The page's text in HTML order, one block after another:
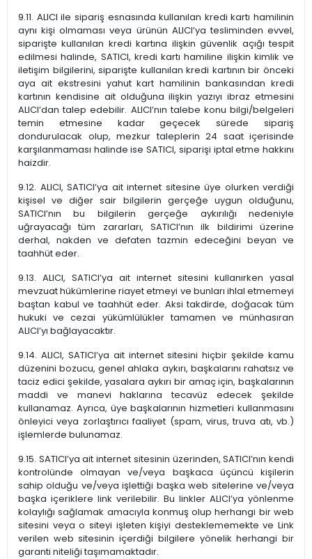
9.11. ALICI ile sipariş esnasında kullanılan kredi kartı hamilinin
aynı kişi olmaması veya ürünün ALICI’ya tesliminden evvel,
siparişte kullanılan kredi kartına ilişkin güvenlik açığı tespit
edilmesi halinde, SATICI, kredi kartı hamiline ilişkin kimlik ve
iletişim bilgilerini, siparişte kullanılan kredi kartının bir önceki
aya ait ekstresini yahut kart hamilinin bankasından kredi
kartının kendisine ait olduğuna ilişkin yazıyı ibraz etmesini
ALICI’dan talep edebilir. ALICI’nın talebe konu bilgi/belgeleri
temin etmesine kadar geçecek sürede sipariş
dondurulacak olup, mezkur taleplerin 24 saat içerisinde
karşılanmaması halinde ise SATICI, siparişi iptal etme hakkını
haizdir.
9.12. ALICI, SATICI’ya ait internet sitesine üye olurken verdiği
kişisel ve diğer sair bilgilerin gerçeğe uygun olduğunu,
SATICI’nın bu bilgilerin gerçeğe aykırılığı nedeniyle
uğrayacağı tüm zararları, SATICI’nın ilk bildirimi üzerine
derhal, nakden ve defaten tazmin edeceğini beyan ve
taahhüt eder.
9.13. ALICI, SATICI’ya ait internet sitesini kullanırken yasal
mevzuat hükümlerine riayet etmeyi ve bunları ihlal etmemeyi
baştan kabul ve taahhüt eder. Aksi takdirde, doğacak tüm
hukuki ve cezai yükümlülükler tamamen ve münhasıran
ALICI’yı bağlayacaktır.
9.14. ALICI, SATICI’ya ait internet sitesini hiçbir şekilde kamu
düzenini bozucu, genel ahlaka aykırı, başkalarını rahatsız ve
taciz edici şekilde, yasalara aykırı bir amaç için, başkalarının
maddi ve manevi haklarına tecavüz edecek şekilde
kullanamaz. Ayrıca, üye başkalarının hizmetleri kullanmasını
önleyici veya zorlaştırıcı faaliyet (spam, virus, truva atı, vb.)
işlemlerde bulunamaz.
9.15. SATICI’ya ait internet sitesinin üzerinden, SATICI’nın kendi
kontrolünde olmayan ve/veya başkaca üçüncü kişilerin
sahip olduğu ve/veya işlettiği başka web sitelerine ve/veya
başka içeriklere link verilebilir. Bu linkler ALICI’ya yönlenme
kolaylığı sağlamak amacıyla konmuş olup herhangi bir web
sitesini veya o siteyi işleten kişiyi desteklememekte ve Link
verilen web sitesinin içerdiği bilgilere yönelik herhangi bir
garanti niteliği taşımamaktadır.